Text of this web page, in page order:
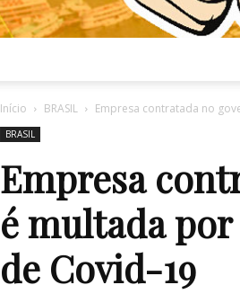
Início BRASIL Empresa contratada no
BRASIL
Empresa
é multada
de Covid-19